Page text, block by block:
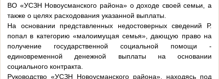
ВО «УСЗН Новоусманского района» о доходе своей семьи, а
также о целях расходования указанной выплаты.
На основании представленных недостоверных сведений Р.
попал в категорию «малоимущая семья», дающую право на
получение государственной социальной помощи -
единовременной денежной выплаты на основании
социального контракта.
Руководство «УСЗН Новоусманского района», находясь под